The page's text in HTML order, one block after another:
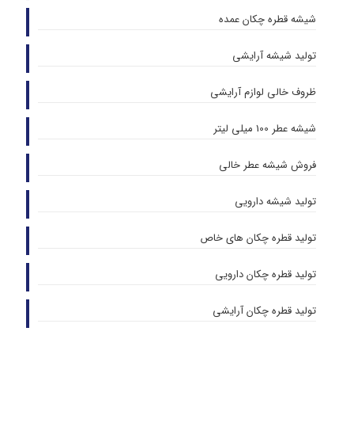
شیشه قطره چکان عمده
تولید شیشه آرایشی
ظروف خالی لوازم آرایشی
شیشه عطر 100 میلی لیتر
فروش شیشه عطر خالی
تولید شیشه دارویی
تولید قطره چکان های خاص
تولید قطره چکان دارویی
تولید قطره چکان آرایشی